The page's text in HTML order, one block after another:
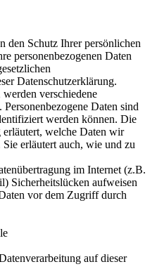
den Schutz Ihrer persönlichen
personenbezogenen Daten
Datenschutzerklärung.
verschiedene
Daten sind
werden können. Die
welche Daten wir
erläutert auch, wie und zu
im Internet (z.B.
Sicherheitslücken aufweisen
vor dem Zugriff durch
auf dieser